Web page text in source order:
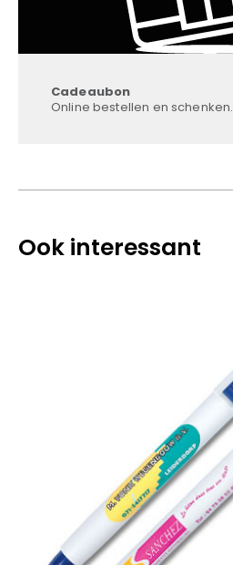
Cadeaubon
Online bestellen en schenken.
Ook interessant